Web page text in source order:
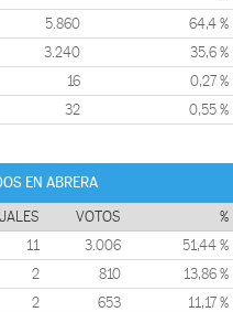
5.860 64,4 %
3.240 35,6 %
16 0,27 %
32 0,55 %
EN ABRERA
VOTOS %
11 3.006 51,44 %
2 810 13,86 %
2 653 11,17 %